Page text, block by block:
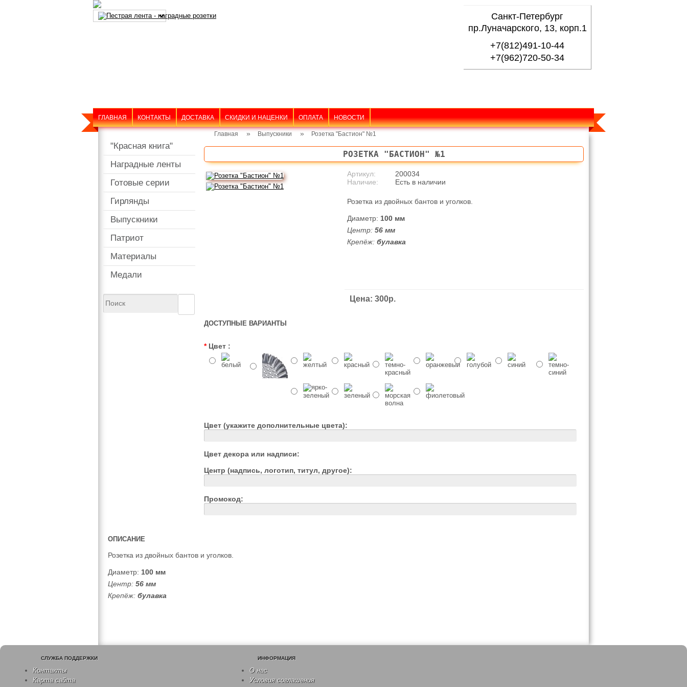
Санкт-Петербург
пр.Луначарского, 13, корп.1
+7(812)491-10-44
+7(962)720-50-34
ГЛАВНАЯ КОНТАКТЫ ДОСТАВКА СКИДКИ И НАЦЕНКИ ОПЛАТА НОВОСТИ
"Красная книга"
Наградные ленты
Готовые серии
Гирлянды
Выпускники
Патриот
Материалы
Медали
Главная » Выпускники » Розетка "Бастион" №1
РОЗЕТКА "БАСТИОН" №1
Артикул:
200034
Наличие:
Есть в наличии
Розетка из двойных бантов и уголков.
Диаметр: 100 мм
Центр: 56 мм
Крепёж: булавка
Цена: 300р.
ДОСТУПНЫЕ ВАРИАНТЫ
* Цвет :
Цвет (укажите дополнительные цвета):
Цвет декора или надписи:
Центр (надпись, логотип, титул, другое):
Промокод:
ОПИСАНИЕ
Розетка из двойных бантов и уголков.
Диаметр: 100 мм
Центр: 56 мм
Крепёж: булавка
СЛУЖБА ПОДДЕРЖКИ
Контакты
Карта сайта
ИНФОРМАЦИЯ
О нас
Условия соглашения